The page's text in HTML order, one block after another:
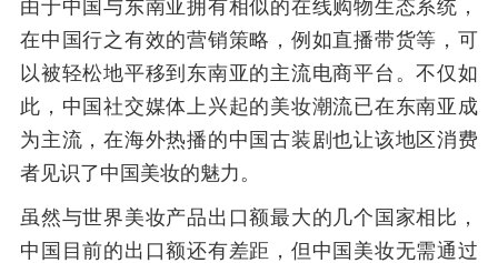
由于中国与东南亚拥有相似的在线购物生态系统，
在中国行之有效的营销策略，例如直播带货等，可
以被轻松地平移到东南亚的主流电商平台。不仅如
此，中国社交媒体上兴起的美妆潮流已在东南亚成
为主流，在海外热播的中国古装剧也让该地区消费
者见识了中国美妆的魅力。
虽然与世界美妆产品出口额最大的几个国家相比，
中国目前的出口额还有差距，但中国美妆无需通过